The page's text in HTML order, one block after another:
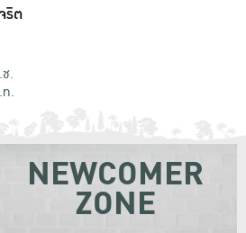
ริต
.
.
NEWCOMER
ZONE